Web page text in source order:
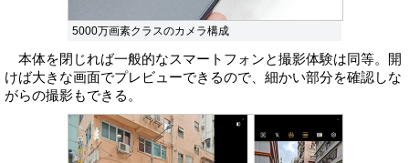
5000万画素クラスのカメラ構成
本体を閉じれば一般的なスマートフォンと撮影体験は同等。開
けば大きな画面でプレビューできるので、細かい部分を確認しな
がらの撮影もできる。